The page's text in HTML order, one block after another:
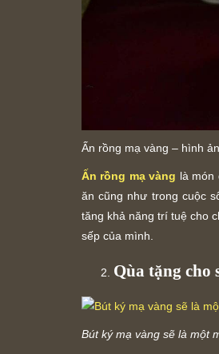
Ấn rồng mạ vàng – hình
Ấn rồng mạ vàng là món
ăn cũng như trong cuộc
tăng khả năng trí tuệ cho
sếp của mình.
Qùa tặng cho
Bút ký mạ vàng sẽ là một